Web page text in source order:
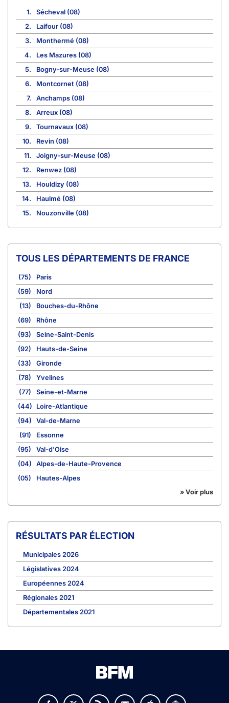
1.
Sécheval (08)
2.
Laifour (08)
3.
Monthermé (08)
4.
Les Mazures (08)
5.
Bogny-sur-Meuse (08)
6.
Montcornet (08)
7.
Anchamps (08)
8.
Arreux (08)
9.
Tournavaux (08)
10.
Revin (08)
11.
Joigny-sur-Meuse (08)
12.
Renwez (08)
13.
Houldizy (08)
14.
Haulmé (08)
15.
Nouzonville (08)
TOUS LES DÉPARTEMENTS DE FRANCE
(75)
Paris
(59)
Nord
(13)
Bouches-du-Rhône
(69)
Rhône
(93)
Seine-Saint-Denis
(92)
Hauts-de-Seine
(33)
Gironde
(78)
Yvelines
(77)
Seine-et-Marne
(44)
Loire-Atlantique
(94)
Val-de-Marne
(91)
Essonne
(95)
Val-d'Oise
(04)
Alpes-de-Haute-Provence
(05)
Hautes-Alpes
» Voir plus
RÉSULTATS PAR ÉLECTION
Municipales 2026
Législatives 2024
Européennes 2024
Régionales 2021
Départementales 2021